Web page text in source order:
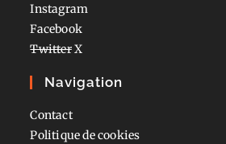
Instagram
Facebook
TwitterX
Navigation
Contact
Politique de cookies